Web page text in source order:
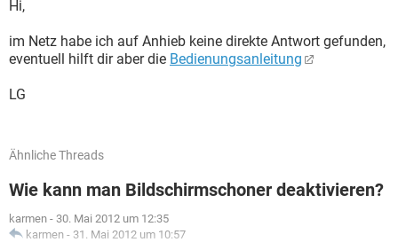
Hi,
im Netz habe ich auf Anhieb keine direkte Antwort gefunden,
eventuell hilft dir aber die Bedienungsanleitung
LG
Ähnliche Threads
Wie kann man Bildschirmschoner deaktivieren?
karmen - 30. Mai 2012 um 12:35
karmen - 31. Mai 2012 um 10:57